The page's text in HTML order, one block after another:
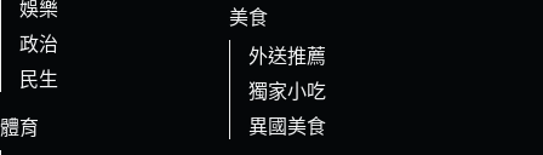
娛樂
政治
民生
體育
美食
外送推薦
獨家小吃
異國美食